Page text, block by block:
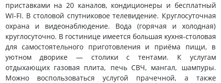
приставками на 20 каналов, кондиционеры и бесплатный
WI-FI. В столовой спутниковое телевидение. Круглосуточная
охрана и видеонаблюдение. Вода (горячая и холодная)
круглосуточно. В гостинице имеется большая кухня-столовая
для самостоятельного приготовления и приёма пищи, в
уютном дворике — столики с тентами. К услугам
отдыхающих газовая плита, печь СВЧ, мангал, шампуры.
Можно воспользоваться услугой прачечной, а также